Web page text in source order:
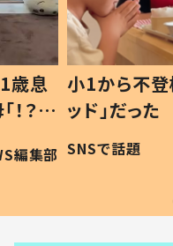
歳息
？」
編集部
小1から不登
ッド」だっ
作り続ける
#令和の子
SNSで話題